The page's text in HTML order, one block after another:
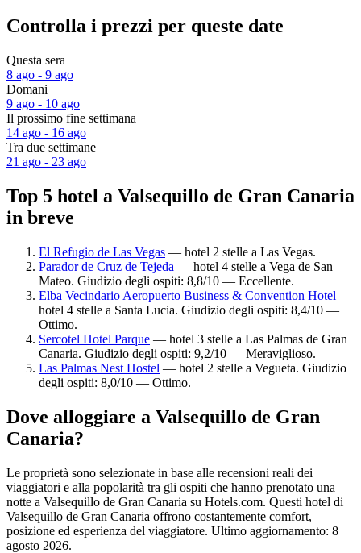
Controlla i prezzi per queste date
Questa sera
8 ago - 9 ago
Domani
9 ago - 10 ago
Il prossimo fine settimana
14 ago - 16 ago
Tra due settimane
21 ago - 23 ago
Top 5 hotel a Valsequillo de Gran Canaria
in breve
El Refugio de Las Vegas — hotel 2 stelle a Las Vegas.
Parador de Cruz de Tejeda — hotel 4 stelle a Vega de San
Mateo. Giudizio degli ospiti: 8,8/10 — Eccellente.
Elba Vecindario Aeropuerto Business & Convention Hotel —
hotel 4 stelle a Santa Lucia. Giudizio degli ospiti: 8,4/10 —
Ottimo.
Sercotel Hotel Parque — hotel 3 stelle a Las Palmas de Gran
Canaria. Giudizio degli ospiti: 9,2/10 — Meraviglioso.
Las Palmas Nest Hostel — hotel 2 stelle a Vegueta. Giudizio
degli ospiti: 8,0/10 — Ottimo.
Dove alloggiare a Valsequillo de Gran
Canaria?
Le proprietà sono selezionate in base alle recensioni reali dei
viaggiatori e alla popolarità tra gli ospiti che hanno prenotato una
notte a Valsequillo de Gran Canaria su Hotels.com. Questi hotel di
Valsequillo de Gran Canaria offrono costantemente comfort,
posizione ed esperienza del viaggiatore. Ultimo aggiornamento: 8
agosto 2026.